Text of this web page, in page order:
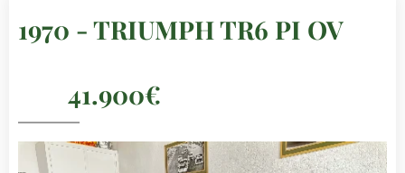
1970 - TRIUMPH TR6 PI OV
41.900€